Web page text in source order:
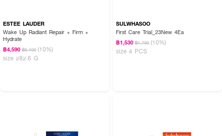
ESTEE LAUDER
Wake Up Radiant Repair + Firm +
Hydrate
฿4,590 ฿5,100 (10%)
size 282.6 G
SULWHASOO
First Care Trial_23New 4Ea
฿1,530 ฿1,700 (10%)
size 4 PCS